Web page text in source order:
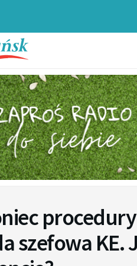
szefowa KE.